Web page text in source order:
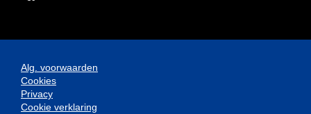
Alg. voorwaarden
Cookies
Privacy
Cookie verklaring